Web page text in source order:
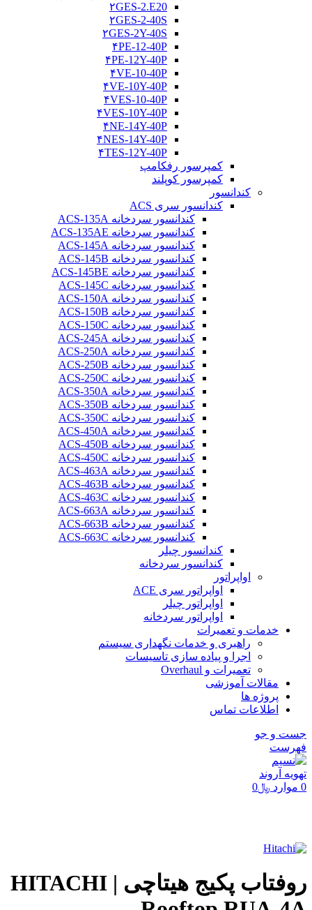
۲GES-2.E20
۲GES-2-40S
۲GES-2Y-40S
۴PE-12-40P
۴PE-12Y-40P
۴VE-10-40P
۴VE-10Y-40P
۴VES-10-40P
۴VES-10Y-40P
۴NE-14Y-40P
۴NES-14Y-40P
۴TES-12Y-40P
کمپرسور رفکامپ
کمپرسور کوپلند
کندانسور
کندانسور سری ACS
کندانسور سردخانه ACS-135A
کندانسور سردخانه ACS-135AE
کندانسور سردخانه ACS-145A
کندانسور سردخانه ACS-145B
کندانسور سردخانه ACS-145BE
کندانسور سردخانه ACS-145C
کندانسور سردخانه ACS-150A
کندانسور سردخانه ACS-150B
کندانسور سردخانه ACS-150C
کندانسور سردخانه ACS-245A
کندانسور سردخانه ACS-250A
کندانسور سردخانه ACS-250B
کندانسور سردخانه ACS-250C
کندانسور سردخانه ACS-350A
کندانسور سردخانه ACS-350B
کندانسور سردخانه ACS-350C
کندانسور سردخانه ACS-450A
کندانسور سردخانه ACS-450B
کندانسور سردخانه ACS-450C
کندانسور سردخانه ACS-463A
کندانسور سردخانه ACS-463B
کندانسور سردخانه ACS-463C
کندانسور سردخانه ACS-663A
کندانسور سردخانه ACS-663B
کندانسور سردخانه ACS-663C
کندانسور چیلر
کندانسور سردخانه
اواپراتور
اواپراتور سری ACE
اواپراتور چیلر
اواپراتور سردخانه
خدمات و تعمیرات
راهبری و خدمات نگهداری سیستم
اجرا و پیاده سازی تاسیسات
تعمیرات و Overhaul
مقالات آموزشی
پروژه ها
اطلاعات تماس
جست و جو
فهرست
0 موارد ﷼0
روفتاب پکیج هیتاچی | HITACHI